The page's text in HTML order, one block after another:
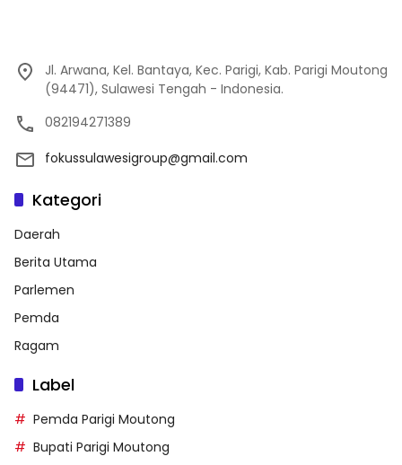
Jl. Arwana, Kel. Bantaya, Kec. Parigi, Kab. Parigi Moutong
(94471), Sulawesi Tengah - Indonesia.
082194271389
fokussulawesigroup@gmail.com
Kategori
Daerah
Berita Utama
Parlemen
Pemda
Ragam
Label
Pemda Parigi Moutong
Bupati Parigi Moutong